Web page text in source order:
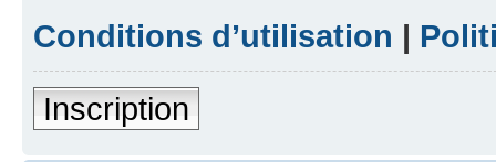
Conditions d’utilisation |
Inscription